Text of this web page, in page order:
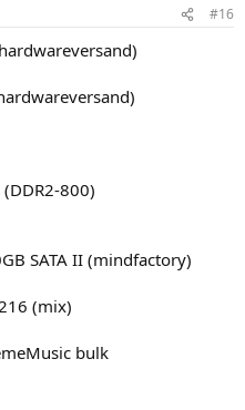
#16
800)
SATA II (mindfactory)
(mix)
bulk